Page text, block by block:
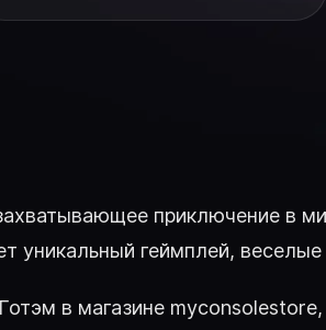
приключение в
уникальный геймплей,
в магазине